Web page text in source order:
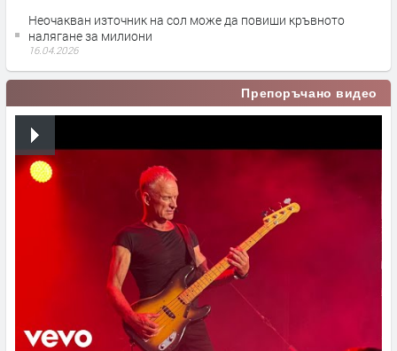
Неочакван източник на сол може да повиши кръвното
налягане за милиони
16.04.2026
Препоръчано видео